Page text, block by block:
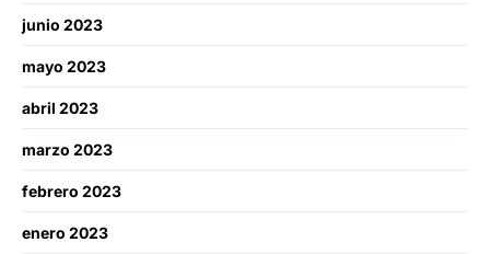
junio 2023
mayo 2023
abril 2023
marzo 2023
febrero 2023
enero 2023